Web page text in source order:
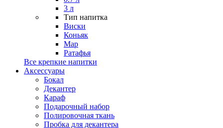
3 л
Тип напитка
Виски
Коньяк
Мар
Ратафья
Все крепкие напитки
Аксессуары
Бокал
Декантер
Караф
Подарочный набор
Полировочная ткань
Пробка для декантера